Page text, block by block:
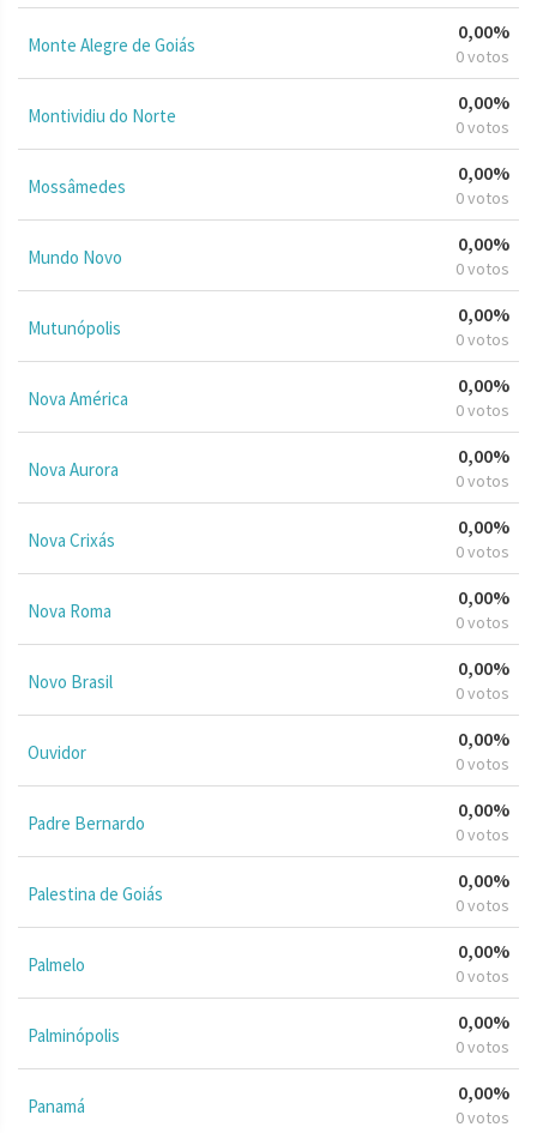
Monte Alegre de Goiás
0,00%
0 votos
Montividiu do Norte
0,00%
0 votos
Mossâmedes
0,00%
0 votos
Mundo Novo
0,00%
0 votos
Mutunópolis
0,00%
0 votos
Nova América
0,00%
0 votos
Nova Aurora
0,00%
0 votos
Nova Crixás
0,00%
0 votos
Nova Roma
0,00%
0 votos
Novo Brasil
0,00%
0 votos
Ouvidor
0,00%
0 votos
Padre Bernardo
0,00%
0 votos
Palestina de Goiás
0,00%
0 votos
Palmelo
0,00%
0 votos
Palminópolis
0,00%
0 votos
Panamá
0,00%
0 votos